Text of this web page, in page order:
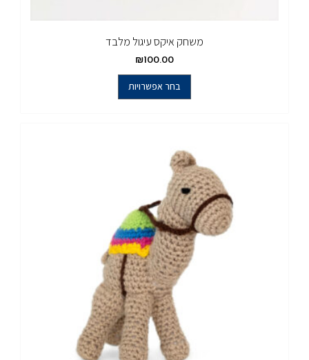
משחק איקס עיגול מלבד
₪100.00
בחר אפשרויות